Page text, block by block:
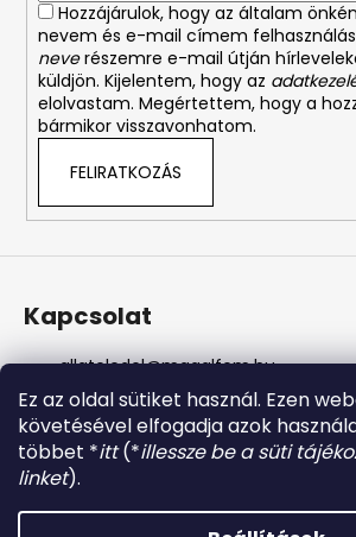
Ez az oldal sütiket használ. Ezen
követésével elfogadja azok
többet *itt(*illessze be a süti
linket).
Hozzájárulok, hogy az általam
nevem és e-mail címem
neverészemre e-mail útján
küldjön. Kijelentem, hogy az
elolvastam. Megértettem, hogy a
bármikor visszavonhatom.
FELIRATKOZÁS
Kapcsolat
allateledel@magalfem.hu
+36 70 401 5088
https://www.facebook.com/
956737
magalfem_2013